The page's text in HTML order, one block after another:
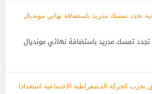
تجدد تمسك مدريد باستضافة نهائي مونديال